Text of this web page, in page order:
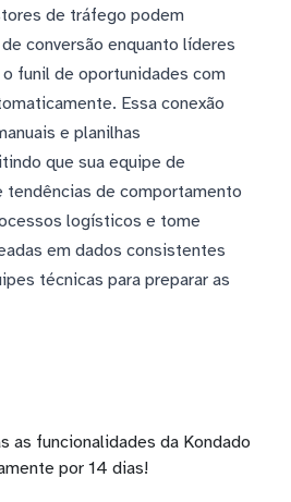
de tráfego podem
conversão enquanto líderes
funil de oportunidades com
Essa conexão
e planilhas
que sua equipe de
de comportamento
logísticos e tome
em dados consistentes
técnicas para preparar as
as funcionalidades da Kondado
por 14 dias!